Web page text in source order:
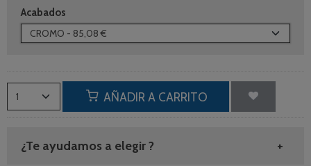
Acabados
AÑADIR A CARRITO
¿Te ayudamos a elegir ?